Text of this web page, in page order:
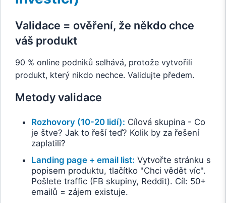
Validace = ověření, že někdo chce
váš produkt
90 % online podniků selhává, protože vytvořili
produkt, který nikdo nechce. Validujte předem.
Metody validace
Rozhovory (10-20 lidí): Cílová skupina - Co
je štve? Jak to řeší teď? Kolik by za řešení
zaplatili?
Landing page + email list: Vytvořte stránku s
popisem produktu, tlačítko "Chci vědět víc".
Pošlete traffic (FB skupiny, Reddit). Cíl: 50+
emailů = zájem existuje.